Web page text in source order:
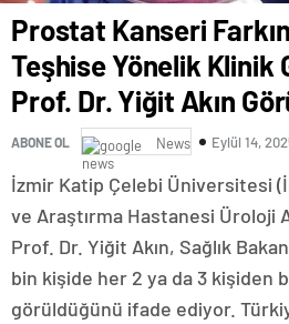
Prostat Kanseri
Teşhise Yönelik Klinik
Prof. Dr. Yiğit Akın
ABONE OL News Eylül 14,
İzmir Katip Çelebi Üniversitesi
ve Araştırma Hastanesi Üroloji
Prof. Dr. Yiğit Akın, Sağlık
bin kişide her 2 ya da 3 kişiden
görüldüğünü ifade ediyor.